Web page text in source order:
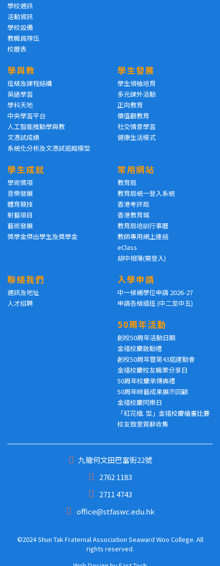
學校通訊
活動資訊
學校設備
教職員隊伍
校曆表
學與教
班級及課程結構
英語學習
學科天地
中央學習平台
人工智能推動學與教
文憑試成績
系統化分析及文憑試追蹤模型
學生發展
學生領袖培育
多元課外活動
正向教育
價值觀教育
社交情意學習
健康生活模式
學生成就
學術獎項
音樂發展
體育競技
射藝項目
藝術發展
獎學金傑出學生及獎學金
常用網站
教育局
教育局統一登入系統
香港考評局
香港教育城
教育局培訓行事曆
教師專用網上連結
eClass
胡中相簿(需登入)
聯絡我們
通訊及地址
人才招聘
入學申請
中一候補學位申請 2026-27
申請各級插班 (中二至中五)
50周年活動
創校50周年活動日期
金禧校慶啟動禮
創校50周年暨第43屆運動會
金禧校慶校友職業分享日
50周年校慶承傳典禮
50周年綜藝成果展示回顧
金禧校慶同樂日
「紅花楹. 型」金禧校慶繪畫比賽
校友致意賀辭收集
九龍何文田巴富街22號
2762 1183
2711 4743
office@stfaswc.edu.hk
©2024 Shun Tak Fraternal Association Seaward Woo College. All
rights reserved.